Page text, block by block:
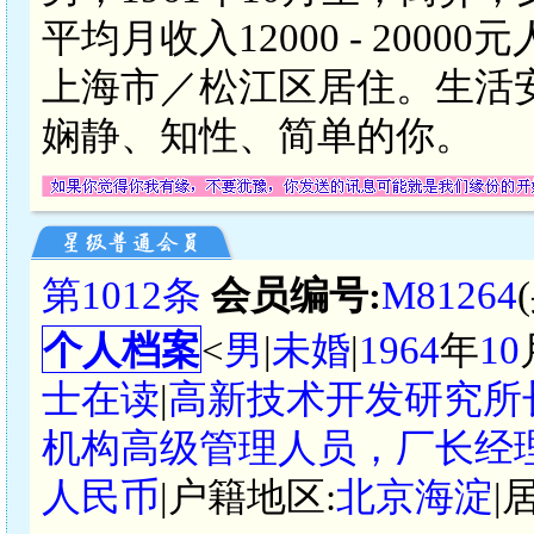
平均月收入12000 - 20000
上海市／松江区居住。生
娴静、知性、简单的你。
第1012条 会员编号:M81264
个人档案<男|未婚|1964年10
士在读|高新技术开发研究
机构高级管理人员，厂长经
人民币|户籍地区:北京海淀|